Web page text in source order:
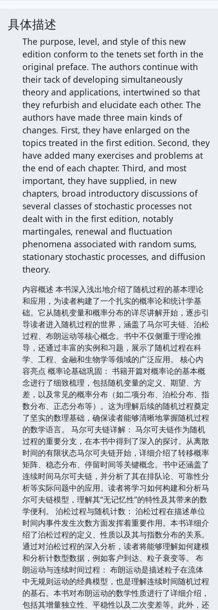
具体描述
The purpose, level, and style of this new
edition conform to the tenets set forth in the
original preface. The authors continue with
their tack of developing simultaneously
theory and applications, intertwined so that
they refurbish and elucidate each other. The
authors have made three main kinds of
changes. First, they have enlarged on the
topics treated in the first edition. Second, they
have added many exercises and problems at
the end of each chapter. Third, and most
important, they have supplied, in new
chapters, broad introductory discussions of
several classes of stochastic processes not
dealt with in the first edition, notably
martingales, renewal and fluctuation
phenomena associated with random sums,
stationary stochastic processes, and diffusion
theory.
内容概述 本书深入浅出地介绍了随机过程的基本理论
和应用，为读者构建了一个扎实的概率论和统计学基
础。它从随机变量和概率分布的详尽讲解开始，逐步引
导读者进入随机过程的世界，涵盖了马尔可夫链、泊松
过程、布朗运动等核心概念。书中不仅侧重于理论推
导，还通过丰富的实例和习题，展示了随机过程在科
学、工程、金融和生物学等领域的广泛应用。 核心内
容亮点 概率论基础巩固： 书籍开篇对概率论的基本概
念进行了细致梳理，包括随机变量的定义、期望、方
差，以及常见的概率分布（如二项分布、泊松分布、指
数分布、正态分布等）。这为理解后续的随机过程奠定
了坚实的数理基础，确保读者能够清晰地掌握随机过程
的数学语言。 马尔可夫链详解： 马尔可夫链作为随机
过程的重要分支，在本书中得到了深入的探讨。从离散
时间的有限状态马尔可夫链开始，详细介绍了转移概率
矩阵、稳态分布、停留时间等关键概念。书中还涵盖了
连续时间马尔可夫链，并分析了其在排队论、可靠性分
析等实际问题中的应用。读者将学习如何构建和分析马
尔可夫链模型，理解其“无记忆性”的特性及其带来的数
学便利。 泊松过程与随机计数： 泊松过程在描述单位
时间内事件发生次数方面发挥着重要作用。本书详细介
绍了泊松过程的定义、性质以及其与指数分布的关系。
通过对泊松过程的深入分析，读者将能够理解如何建模
和分析计数型数据，例如客户到达、粒子衰变等。 布
朗运动与连续时间过程： 布朗运动是描述粒子在流体
中无规则运动的经典模型，也是理解连续时间随机过程
的基石。本书对布朗运动的数学性质进行了详细介绍，
包括其增量独立性、平稳性以及二次变差等。此外，还